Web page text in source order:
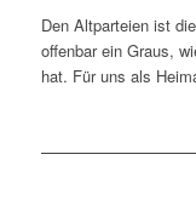
Den Altparteien ist
offenbar ein Graus,
hat. Für uns als